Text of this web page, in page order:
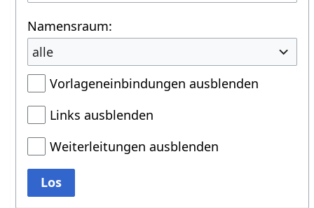
Namensraum:
alle
Vorlageneinbindungen ausblenden
Links ausblenden
Weiterleitungen ausblenden
Los